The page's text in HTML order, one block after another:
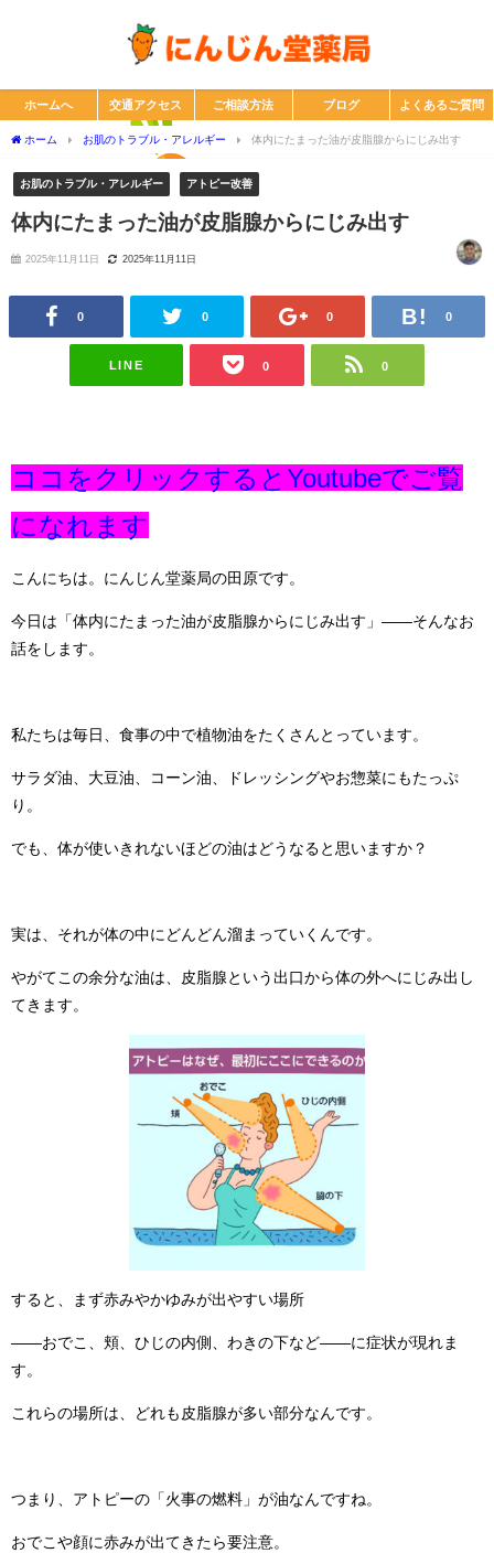
ホームへ 交通アクセス ご相談方法 ブログ よくあるご質問
ホーム お肌のトラブル・アレルギー 体内にたまった油が皮脂腺からにじみ出す
お肌のトラブル・アレルギー アトピー改善
体内にたまった油が皮脂腺からにじみ出す
2025年11月11日 2025年11月11日
0 0 0 0
LINE 0 0
ココをクリックするとYoutubeでご覧
になれます
こんにちは。にんじん堂薬局の田原です。
今日は「体内にたまった油が皮脂腺からにじみ出す」——そんなお
話をします。
私たちは毎日、食事の中で植物油をたくさんとっています。
サラダ油、大豆油、コーン油、ドレッシングやお惣菜にもたっぷ
り。
でも、体が使いきれないほどの油はどうなると思いますか？
実は、それが体の中にどんどん溜まっていくんです。
やがてこの余分な油は、皮脂腺という出口から体の外へにじみ出し
てきます。
すると、まず赤みやかゆみが出やすい場所
——おでこ、頬、ひじの内側、わきの下など——に症状が現れま
す。
これらの場所は、どれも皮脂腺が多い部分なんです。
つまり、アトピーの「火事の燃料」が油なんですね。
おでこや顔に赤みが出てきたら要注意。